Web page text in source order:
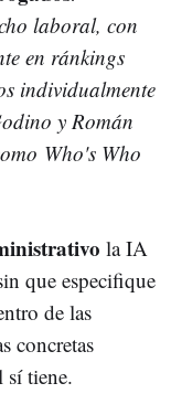
laboral, con
en ránkings
individualmente
y Román
Who's Who
la IA
que especifique
de las
concretas
sí tiene.